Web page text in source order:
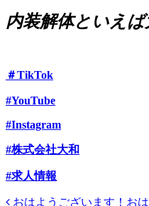
内装解体といえば
＃TikTok
#YouTube
#Instagram
#株式会社大和
#求人情報
おはようございます！ お